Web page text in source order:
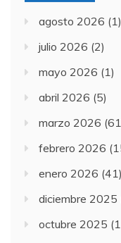
agosto 2026 (1)
julio 2026 (2)
mayo 2026 (1)
abril 2026 (5)
marzo 2026
febrero 2026
enero 2026 (41)
diciembre 2025
octubre 2025